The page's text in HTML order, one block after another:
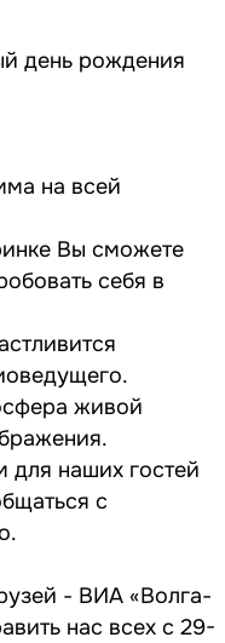
день рождения
на всей
Вы сможете
себя в
живой
наших гостей
с
- ВИА «Волга-
нас всех с 29-